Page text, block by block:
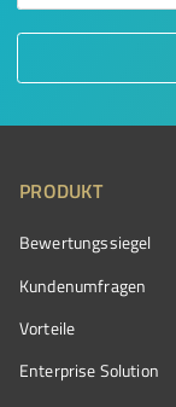
PRODUKT
Bewertungssiegel
Kundenumfragen
Vorteile
Enterprise Solution